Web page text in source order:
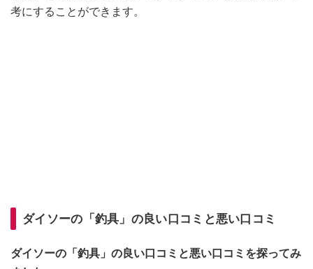
考にすることができます。
ダイソーの「釣具」の良い口コミと悪い口コミ
ダイソーの「釣具」の良い口コミと悪い口コミを探ってみ